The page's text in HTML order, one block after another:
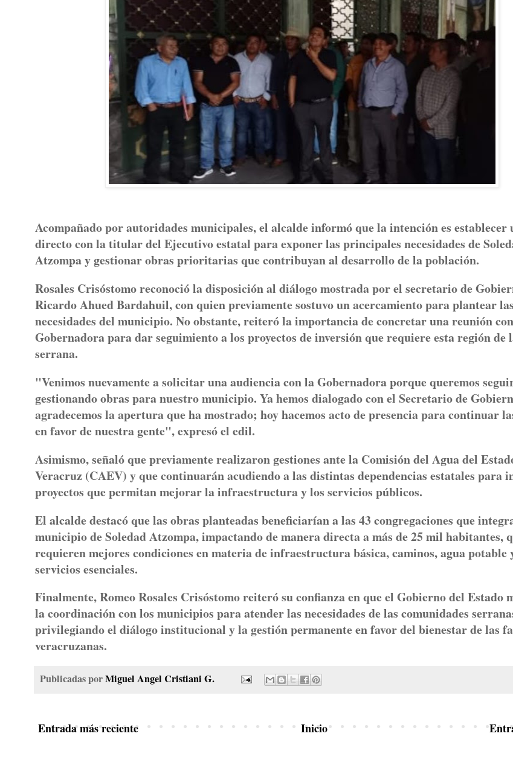
Acompañado por autoridades municipales, el alcalde informó que la intención es establecer
directo con la titular del Ejecutivo estatal para exponer las principales necesidades de
Atzompa y gestionar obras prioritarias que contribuyan al desarrollo de la población.
Rosales Crisóstomo reconoció la disposición al diálogo mostrada por el secretario de
Ricardo Ahued Bardahuil, con quien previamente sostuvo un acercamiento para plantear las
necesidades del municipio. No obstante, reiteró la importancia de concretar una reunión
Gobernadora para dar seguimiento a los proyectos de inversión que requiere esta región de
serrana.
"Venimos nuevamente a solicitar una audiencia con la Gobernadora porque queremos
gestionando obras para nuestro municipio. Ya hemos dialogado con el Secretario de
agradecemos la apertura que ha mostrado; hoy hacemos acto de presencia para continuar
en favor de nuestra gente", expresó el edil.
Asimismo, señaló que previamente realizaron gestiones ante la Comisión del Agua del
Veracruz (CAEV) y que continuarán acudiendo a las distintas dependencias estatales para
proyectos que permitan mejorar la infraestructura y los servicios públicos.
El alcalde destacó que las obras planteadas beneficiarían a las 43 congregaciones que
municipio de Soledad Atzompa, impactando de manera directa a más de 25 mil habitantes,
requieren mejores condiciones en materia de infraestructura básica, caminos, agua potable
servicios esenciales.
Finalmente, Romeo Rosales Crisóstomo reiteró su confianza en que el Gobierno del Estado
la coordinación con los municipios para atender las necesidades de las comunidades
privilegiando el diálogo institucional y la gestión permanente en favor del bienestar de las
veracruzanas.
Publicadas porMiguel Angel Cristiani G.
Entrada más reciente Inicio